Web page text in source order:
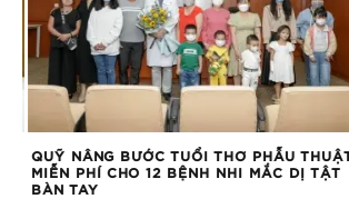
QUỸ NÂNG BƯỚC TUỔI THƠ PHẪU THUẬT
MIỄN PHÍ CHO 12 BỆNH NHI MẮC DỊ TẬT
BÀN TAY